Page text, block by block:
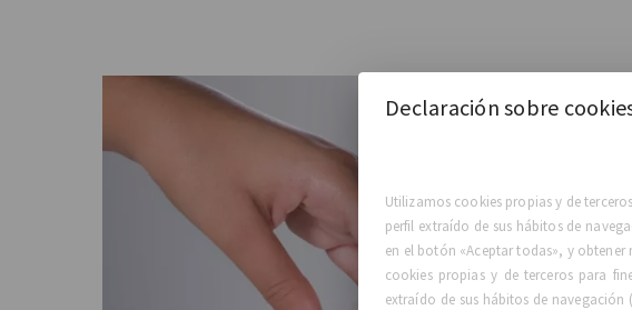
Declaración sobre
Utilizamos cookies propias y de
perfil extraído de sus hábitos de
en el botón «Aceptar todas», y
cookies propias y de terceros para
extraído de sus hábitos de